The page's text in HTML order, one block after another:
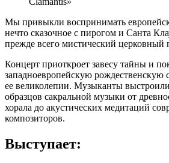
Мы привыкли воспринимать
нечто сказочное с пирогом и Санта
прежде всего мистический церковный
Концерт приоткроет завесу тайны и
западноевропейскую рождественскую
ее великолепии. Музыканты
образцов сакральной музыки от
хорала до акустических медитаций
композиторов.
Выступает: